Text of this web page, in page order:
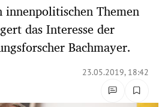
Themen
das Interesse der
Bachmayer.
23.05.2019, 18:42